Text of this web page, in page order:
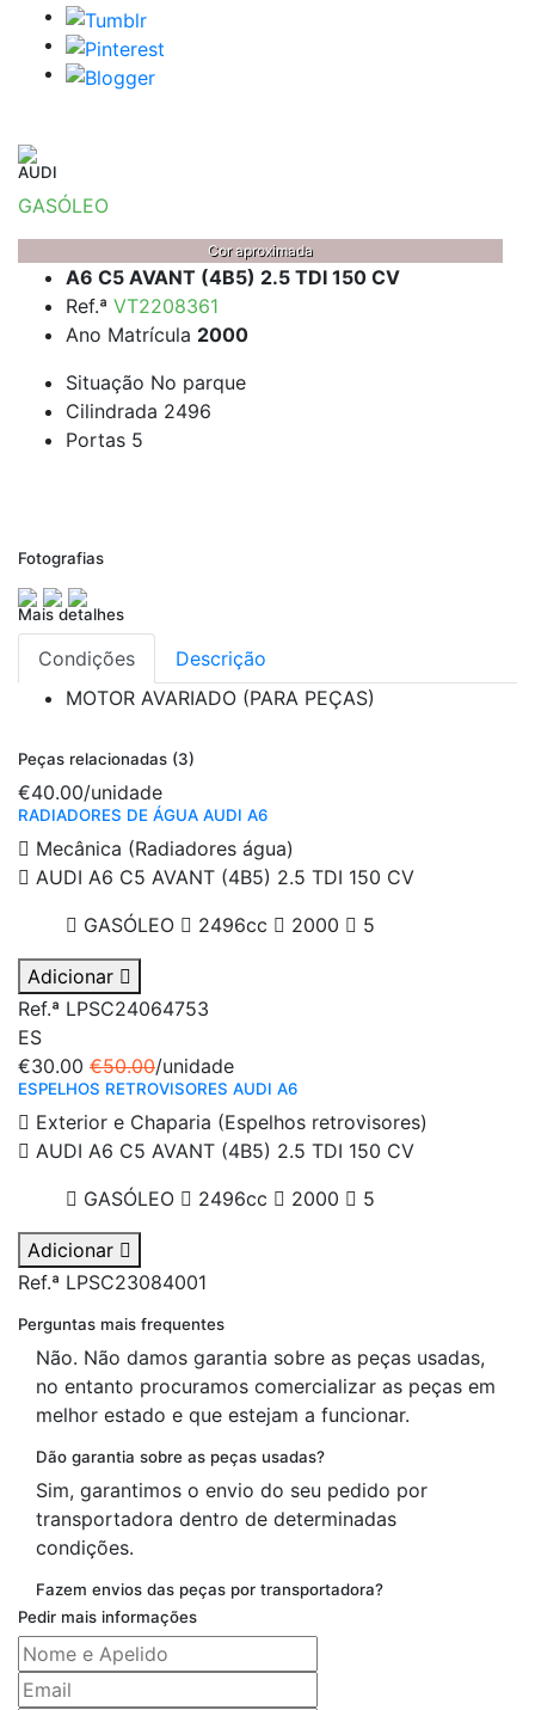
AUDI
GASÓLEO
Cor aproximada
A6 C5 AVANT (4B5) 2.5 TDI 150 CV
Ref.ª VT2208361
Ano Matrícula 2000
Situação No parque
Cilindrada 2496
Portas 5
Fotografias
Mais detalhes
Condições
Descrição
MOTOR AVARIADO (PARA PEÇAS)
Peças relacionadas (3)
€40.00/unidade
RADIADORES DE ÁGUA AUDI A6
Mecânica (Radiadores água)
AUDI A6 C5 AVANT (4B5) 2.5 TDI 150 CV
GASÓLEO
2496cc 2000 5
Adicionar
Ref.ª LPSC24064753
ES
€30.00 €50.00/unidade
ESPELHOS RETROVISORES AUDI A6
Exterior e Chaparia (Espelhos retrovisores)
AUDI A6 C5 AVANT (4B5) 2.5 TDI 150 CV
GASÓLEO
2496cc 2000 5
Adicionar
Ref.ª LPSC23084001
Perguntas mais frequentes
Não. Não damos garantia sobre as peças usadas,
no entanto procuramos comercializar as peças em
melhor estado e que estejam a funcionar.
Dão garantia sobre as peças usadas?
Sim, garantimos o envio do seu pedido por
transportadora dentro de determinadas
condições.
Fazem envios das peças por transportadora?
Pedir mais informações